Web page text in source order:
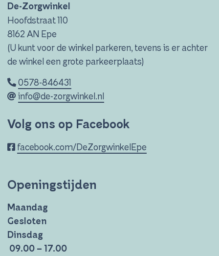
De-Zorgwinkel
Hoofdstraat 110
8162 AN Epe
(U kunt voor de winkel parkeren, tevens is er achter
de winkel een grote parkeerplaats)
0578-846431
info@de-zorgwinkel.nl
Volg ons op Facebook
facebook.com/DeZorgwinkelEpe
Openingstijden
Maandag
Gesloten
Dinsdag
09.00 – 17.00